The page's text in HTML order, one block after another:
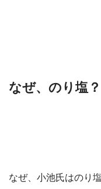
なぜ、のり塩？
なぜ、小池氏はのり